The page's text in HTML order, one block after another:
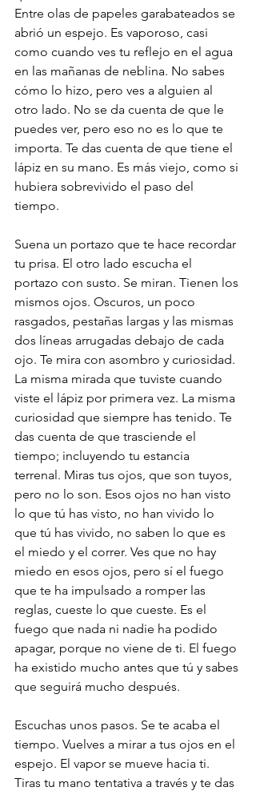
Entre olas de papeles garabateados se
abrió un espejo. Es vaporoso, casi
como cuando ves tu reflejo en el agua
en las mañanas de neblina. No sabes
cómo lo hizo, pero ves a alguien al
otro lado. No se da cuenta de que le
puedes ver, pero eso no es lo que te
importa. Te das cuenta de que tiene el
lápiz en su mano. Es más viejo, como si
hubiera sobrevivido el paso del
tiempo.
Suena un portazo que te hace recordar
tu prisa. El otro lado escucha el
portazo con susto. Se miran. Tienen los
mismos ojos. Oscuros, un poco
rasgados, pestañas largas y las mismas
dos líneas arrugadas debajo de cada
ojo. Te mira con asombro y curiosidad.
La misma mirada que tuviste cuando
viste el lápiz por primera vez. La misma
curiosidad que siempre has tenido. Te
das cuenta de que trasciende el
tiempo; incluyendo tu estancia
terrenal. Miras tus ojos, que son tuyos,
pero no lo son. Esos ojos no han visto
lo que tú has visto, no han vivido lo
que tú has vivido, no saben lo que es
el miedo y el correr. Ves que no hay
miedo en esos ojos, pero sí el fuego
que te ha impulsado a romper las
reglas, cueste lo que cueste. Es el
fuego que nada ni nadie ha podido
apagar, porque no viene de ti. El fuego
ha existido mucho antes que tú y sabes
que seguirá mucho después.
Escuchas unos pasos. Se te acaba el
tiempo. Vuelves a mirar a tus ojos en el
espejo. El vapor se mueve hacia ti.
Tiras tu mano tentativa a través y te das